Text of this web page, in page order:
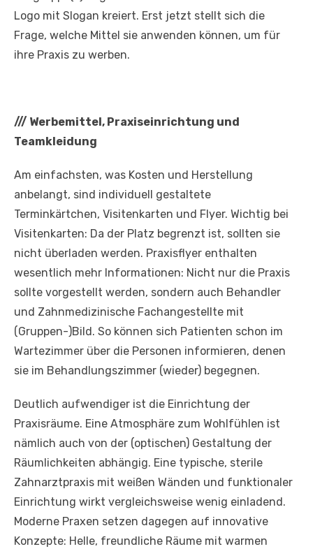
Logo mit Slogan kreiert. Erst jetzt stellt sich die
Frage, welche Mittel sie anwenden können, um für
ihre Praxis zu werben.
/// Werbemittel, Praxiseinrichtung und
Teamkleidung
Am einfachsten, was Kosten und Herstellung
anbelangt, sind individuell gestaltete
Terminkärtchen, Visitenkarten und Flyer. Wichtig bei
Visitenkarten: Da der Platz begrenzt ist, sollten sie
nicht überladen werden. Praxisflyer enthalten
wesentlich mehr Informationen: Nicht nur die Praxis
sollte vorgestellt werden, sondern auch Behandler
und Zahnmedizinische Fachangestellte mit
(Gruppen-)Bild. So können sich Patienten schon im
Wartezimmer über die Personen informieren, denen
sie im Behandlungszimmer (wieder) begegnen.
Deutlich aufwendiger ist die Einrichtung der
Praxisräume. Eine Atmosphäre zum Wohlfühlen ist
nämlich auch von der (optischen) Gestaltung der
Räumlichkeiten abhängig. Eine typische, sterile
Zahnarztpraxis mit weißen Wänden und funktionaler
Einrichtung wirkt vergleichsweise wenig einladend.
Moderne Praxen setzen dagegen auf innovative
Konzepte: Helle, freundliche Räume mit warmen